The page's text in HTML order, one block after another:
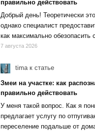
правильно действовать
Добрый день! Теоретически
однако специалист
как максимально обезопасить
7 августа 2026
timaк статье
Змеи на участке: как
правильно действовать
У меня такой вопрос. Как я
предлагает услугу по
переселение подальше от